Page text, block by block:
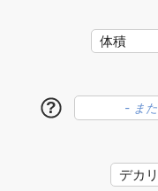
?